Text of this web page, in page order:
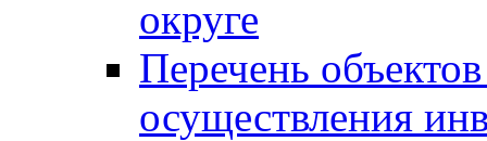
округе
Перечень
осуществления